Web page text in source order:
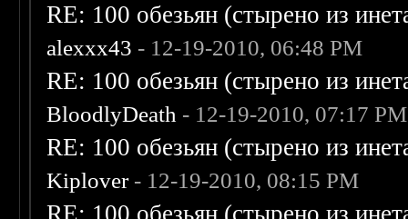
RE: 100 обезьян (стырено из
alexxx43 - 12-19-2010, 06:48 PM
RE: 100 обезьян (стырено из
BloodlyDeath - 12-19-2010, 07:17 PM
RE: 100 обезьян (стырено из
Kiplover- 12-19-2010, 08:15 PM